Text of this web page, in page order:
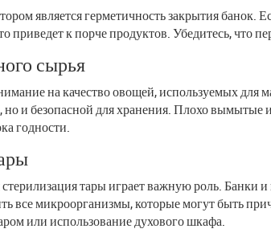
является герметичность закрытия банок.
приведет к порче продуктов. Убедитесь, что
сырья
на качество овощей, используемых
но и безопасной для хранения. Плохо
годности.
стерилизация тары играет важную роль.
все микроорганизмы, которые могут быть
или использование духового шкафа.